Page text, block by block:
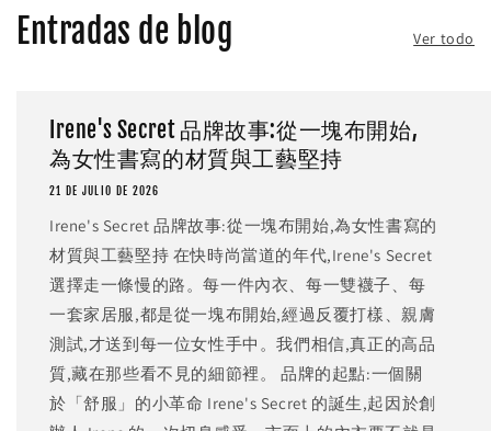
Entradas de blog Ver todo
Irene's Secret 品牌故事:從一塊布開始,
為女性書寫的材質與工藝堅持
21 DE JULIO DE 2026
Irene's Secret 品牌故事:從一塊布開始,為女性書寫的
材質與工藝堅持 在快時尚當道的年代,Irene's Secret
選擇走一條慢的路。每一件內衣、每一雙襪子、每
一套家居服,都是從一塊布開始,經過反覆打樣、親膚
測試,才送到每一位女性手中。我們相信,真正的高品
質,藏在那些看不見的細節裡。 品牌的起點:一個關
於「舒服」的小革命 Irene's Secret 的誕生,起因於創